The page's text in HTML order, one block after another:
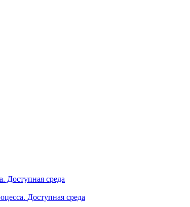
Доступная среда
Доступная среда